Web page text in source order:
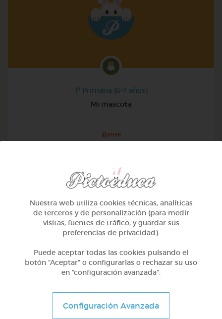
1º Primaria (6-7 años)
Mi mascota
@yose
Conociendo nuestro cuerpo
Nuestra web utiliza cookies técnicas, analíticas
de terceros y de personalización (para medir
visitas, fuentes de tráfico, y guardar sus
preferencias de privacidad).
Puede aceptar todas las cookies pulsando el
botón “Aceptar” o configurarlas o rechazar su uso
en “configuración avanzada”.
Configuración Avanzada